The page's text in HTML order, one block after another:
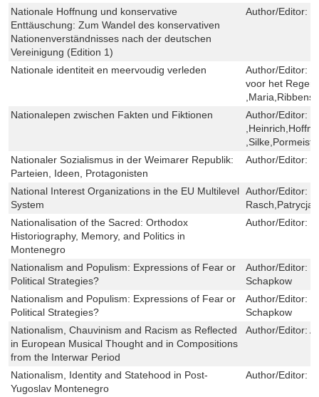
Nationale Hoffnung und konservative
Enttäuschung: Zum Wandel des konservativen
Nationenverständnisses nach der deutschen
Vereinigung (Edition 1)
Author/Editor:
Nationale identiteit en meervoudig verleden Author/Editor:
voor het
,Maria,Ribbens
Nationalepen zwischen Fakten und Fiktionen
Author/Editor:
Nationaler Sozialismus in der Weimarer Republik:
Parteien, Ideen, Protagonisten
Author/Editor:
National Interest Organizations in the EU Multilevel
System
Author/Editor:
Rasch,Patrycja
Nationalisation of the Sacred: Orthodox
Historiography, Memory, and Politics in
Montenegro
Author/Editor:
Nationalism and Populism: Expressions of Fear or
Political Strategies?
Author/Editor:
Schapkow
Nationalism and Populism: Expressions of Fear or
Political Strategies?
Author/Editor:
Schapkow
Nationalism, Chauvinism and Racism as Reflected
in European Musical Thought and in Compositions
from the Interwar Period
Author/Editor:
Nationalism, Identity and Statehood in Post-
Yugoslav Montenegro
Author/Editor: